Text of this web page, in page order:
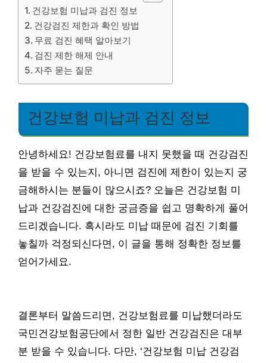
건강보험 미납과 검진 정보
건강검진 제한과 확인 방법
무료 검진 혜택 알아보기
검진 제한 해제 안내
자주 묻는 질문
건강보험 미납과 검진 정보
안녕하세요! 건강보험료를 내지 못했을 때 건강검진
을 받을 수 있는지, 아니면 검진에 제한이 있는지 궁
금해하시는 분들이 많으시죠? 오늘은 건강보험 미
납과 건강검진에 대한 궁금증을 쉽고 명확하게 풀어
드리겠습니다. 혹시라도 미납 때문에 검진 기회를
놓칠까 걱정되신다면, 이 글을 통해 정확한 정보를
얻어가세요.
결론부터 말씀드리면, 건강보험료를 미납했더라도
국민건강보험공단에서 정한 일반 건강검진은 대부
분 받을 수 있습니다. 다만, ‘건강보험 미납 건강검